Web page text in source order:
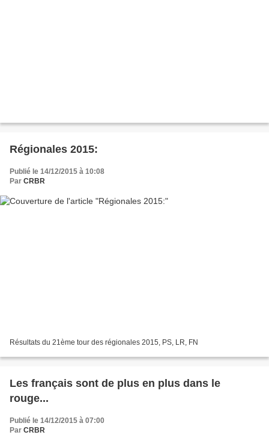
Régionales 2015:
Publié le 14/12/2015 à 10:08
Par CRBR
Résultats du 21ème tour des régionales 2015, PS, LR, FN
Les français sont de plus en plus dans le
rouge...
Publié le 14/12/2015 à 07:00
Par CRBR